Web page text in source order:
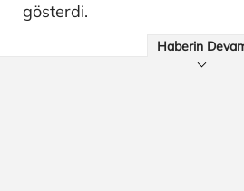
gösterdi.
Haberin